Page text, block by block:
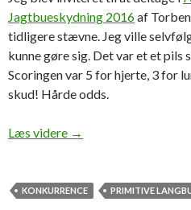
Jagtbueskydning 2016af
tidligere stævne. Jeg ville
kunne gøre sig. Det var et et pils
Scoringen var 5 for hjerte, 3 for
skud! Hårde odds.
Læs videre Som en hund i et spil
→
KONKURRENCE PRIMITIVE